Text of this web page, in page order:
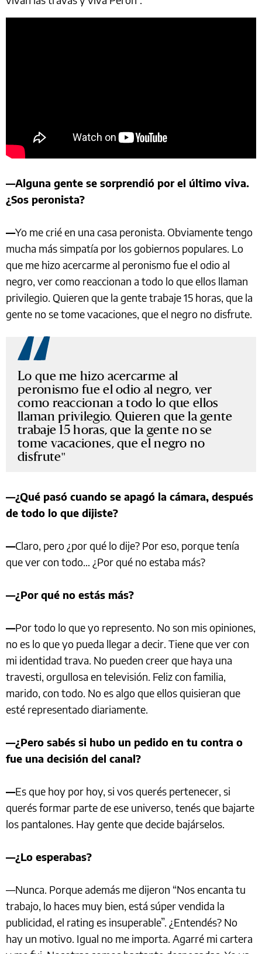
—Alguna gente se sorprendió por el último viva.
¿Sos peronista?
—Yo me crié en una casa peronista. Obviamente tengo
mucha más simpatía por los gobiernos populares. Lo
que me hizo acercarme al peronismo fue el odio al
negro, ver como reaccionan a todo lo que ellos llaman
privilegio. Quieren que la gente trabaje 15 horas, que la
gente no se tome vacaciones, que el negro no disfrute.
Lo que me hizo acercarme al
peronismo fue el odio al negro, ver
como reaccionan a todo lo que ellos
llaman privilegio. Quieren que la gente
trabaje 15 horas, que la gente no se
tome vacaciones, que el negro no
disfrute
—¿Qué pasó cuando se apagó la cámara, después
de todo lo que dijiste?
—Claro, pero ¿por qué lo dije? Por eso, porque tenía
que ver con todo… ¿Por qué no estaba más?
—¿Por qué no estás más?
—Por todo lo que yo represento. No son mis opiniones,
no es lo que yo pueda llegar a decir. Tiene que ver con
mi identidad trava. No pueden creer que haya una
travesti, orgullosa en televisión. Feliz con familia,
marido, con todo. No es algo que ellos quisieran que
esté representado diariamente.
—¿Pero sabés si hubo un pedido en tu contra o
fue una decisión del canal?
—Es que hoy por hoy, si vos querés pertenecer, si
querés formar parte de ese universo, tenés que bajarte
los pantalones. Hay gente que decide bajárselos.
—¿Lo esperabas?
—Nunca. Porque además me dijeron “Nos encanta tu
trabajo, lo haces muy bien, está súper vendida la
publicidad, el rating es insuperable”. ¿Entendés? No
hay un motivo. Igual no me importa. Agarré mi cartera